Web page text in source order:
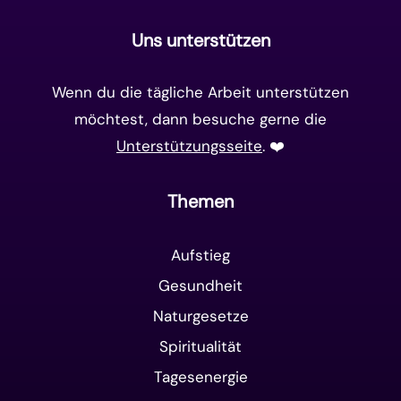
Uns unterstützen
Wenn du die tägliche Arbeit unterstützen
möchtest, dann besuche gerne die
Unterstützungsseite. ❤️️
Themen
Aufstieg
Gesundheit
Naturgesetze
Spiritualität
Tagesenergie